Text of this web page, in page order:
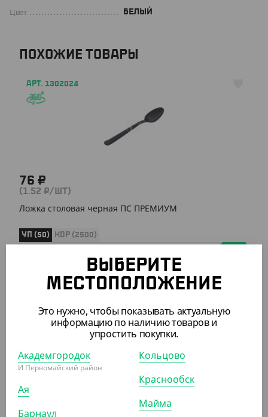
Цвет БЕЛЫЙ
ПОХОЖИЕ ТОВАРЫ
АРТ. 1302024
76 ₽
(1.52 ₽/ШТ)
Ложка столовая черная ПС ПРЕМИУМ
УП (50) КОР (2500)
АРТ. 1302008
(1.64 ₽/ШТ)
Ложка столовая ЧЕРНАЯ ПРЕМИУМ,
ВЫБЕРИТЕ
МЕСТОПОЛОЖЕНИЕ
Это нужно, чтобы показывать актуальную
информацию по наличию товаров и
упростить покупки.
Академгородок
И Первомайский район
Ая
Барнаул
Кольцово
Краснообск
Майма